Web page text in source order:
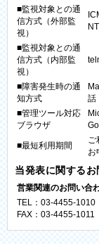
■監視対象との通
信方式（外部監
視）
■監視対象との通
信方式（内部監
視）
■障害発生時の通
知方式
話
■管理ツール対応
ブラウザ
■最短利用期間
お
当発表に関する
営業関連のお問い合
TEL：03-4455-1010
FAX：03-4455-1011